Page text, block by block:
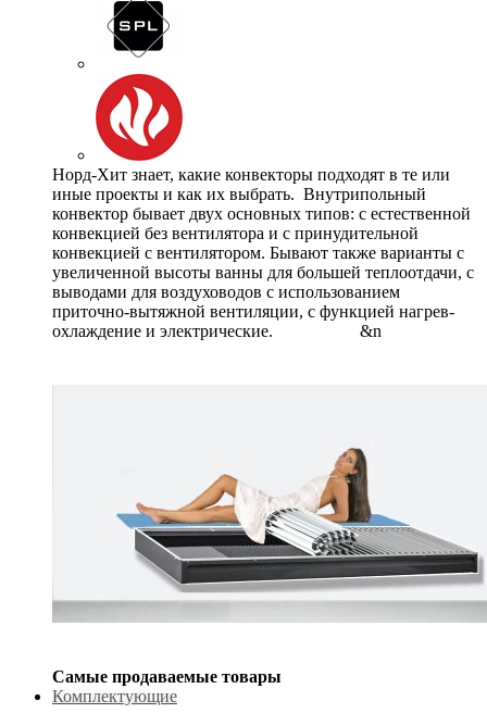
Норд-Хит знает, какие конвекторы подходят в те или
иные проекты и как их выбрать. Внутрипольный
конвектор бывает двух основных типов: с естественной
конвекцией без вентилятора и с принудительной
конвекцией с вентилятором. Бывают также варианты с
увеличенной высоты ванны для большей теплоотдачи, с
выводами для воздуховодов с использованием
приточно-вытяжной вентиляции, с функцией нагрев-
охлаждение и электрические. &n
Самые продаваемые товары
Комплектующие